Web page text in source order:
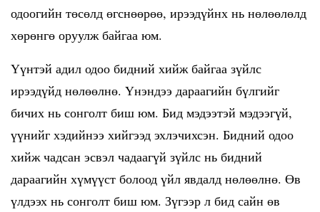
одоогийн төсөлд өгснөөрөө, ирээдүйнх нь нөлөөлөлд
хөрөнгө оруулж байгаа юм.
Үүнтэй адил одоо бидний хийж байгаа зүйлс
ирээдүйд нөлөөлнө. Үнэндээ дараагийн бүлгийг
бичих нь сонголт биш юм. Бид мэдээтэй мэдээгүй,
үүнийг хэдийнээ хийгээд эхлэчихсэн. Бидний одоо
хийж чадсан эсвэл чадаагүй зүйлс нь бидний
дараагийн хүмүүст болоод үйл явдалд нөлөөлнө. Өв
үлдээх нь сонголт биш юм. Зүгээр л бид сайн өв